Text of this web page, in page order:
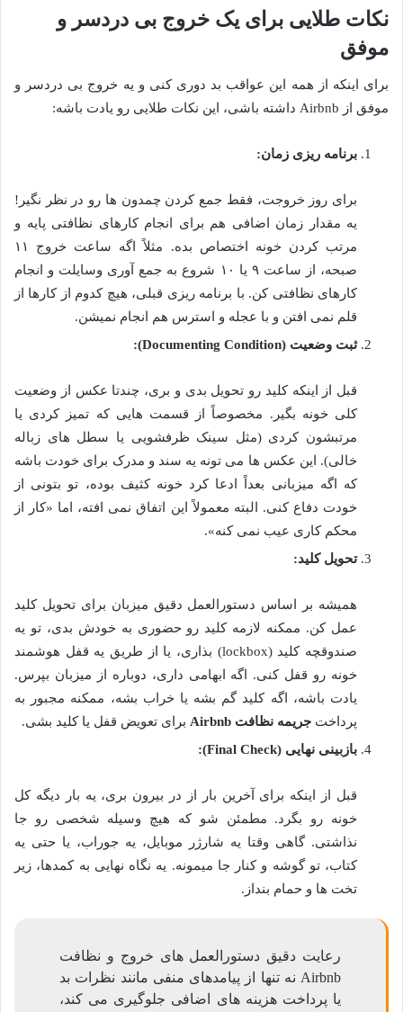
نکات طلایی برای یک خروج بی دردسر و
موفق
برای اینکه از همه این عواقب بد دوری کنی و یه خروج بی دردسر و
موفق از Airbnb داشته باشی، این نکات طلایی رو یادت باشه:
برنامه ریزی زمان:
برای روز خروجت، فقط جمع کردن چمدون ها رو در نظر نگیر!
یه مقدار زمان اضافی هم برای انجام کارهای نظافتی پایه و
مرتب کردن خونه اختصاص بده. مثلاً اگه ساعت خروج ۱۱
صبحه، از ساعت ۹ یا ۱۰ شروع به جمع آوری وسایلت و انجام
کارهای نظافتی کن. با برنامه ریزی قبلی، هیچ کدوم از کارها از
قلم نمی افتن و با عجله و استرس هم انجام نمیشن.
ثبت وضعیت (Documenting Condition):
قبل از اینکه کلید رو تحویل بدی و بری، چندتا عکس از وضعیت
کلی خونه بگیر. مخصوصاً از قسمت هایی که تمیز کردی یا
مرتبشون کردی (مثل سینک ظرفشویی یا سطل های زباله
خالی). این عکس ها می تونه یه سند و مدرک برای خودت باشه
که اگه میزبانی بعداً ادعا کرد خونه کثیف بوده، تو بتونی از
خودت دفاع کنی. البته معمولاً این اتفاق نمی افته، اما «کار از
محکم کاری عیب نمی کنه».
تحویل کلید:
همیشه بر اساس دستورالعمل دقیق میزبان برای تحویل کلید
عمل کن. ممکنه لازمه کلید رو حضوری به خودش بدی، تو یه
صندوقچه کلید (lockbox) بذاری، یا از طریق یه قفل هوشمند
خونه رو قفل کنی. اگه ابهامی داری، دوباره از میزبان بپرس.
یادت باشه، اگه کلید گم بشه یا خراب بشه، ممکنه مجبور به
پرداخت جریمه نظافت Airbnb
برای تعویض قفل یا کلید بشی.
بازبینی نهایی (Final Check):
قبل از اینکه برای آخرین بار از در بیرون بری، یه بار دیگه کل
خونه رو بگرد. مطمئن شو که هیچ وسیله شخصی رو جا
نذاشتی. گاهی وقتا یه شارژر موبایل، یه جوراب، یا حتی یه
کتاب، تو گوشه و کنار جا میمونه. یه نگاه نهایی به کمدها، زیر
تخت ها و حمام بنداز.
رعایت دقیق دستورالعمل های خروج و نظافت
Airbnb نه تنها از پیامدهای منفی مانند نظرات بد
یا پرداخت هزینه های اضافی جلوگیری می کند،